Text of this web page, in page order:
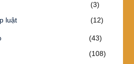
(3)
luật
(12)
(43)
(108)